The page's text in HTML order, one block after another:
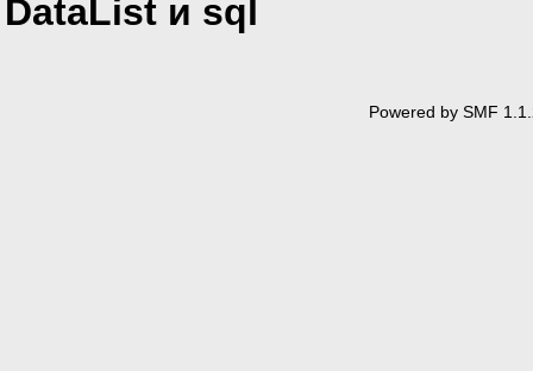
DataList и sql
Powered by SMF